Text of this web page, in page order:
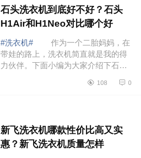
石头洗衣机到底好不好？石头
H1Air和H1Neo对比哪个好
#洗衣机#
作为一个二胎妈妈，在
带娃的路上，洗衣机简直就是我的得
力伙伴。下面小编为大家介绍下石头
H1Neo对比哪个好 石头H1Air和
108 0
新飞洗衣机哪款性价比高又实
惠？新飞洗衣机质量怎样